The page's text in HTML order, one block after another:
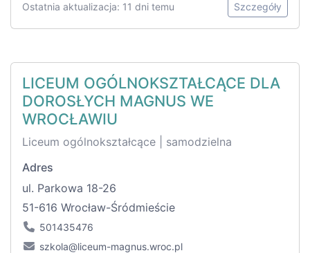
Ostatnia aktualizacja: 11 dni temu Szczegóły
LICEUM OGÓLNOKSZTAŁCĄCE DLA
DOROSŁYCH MAGNUS WE
WROCŁAWIU
Liceum ogólnokształcące | samodzielna
Adres
ul. Parkowa 18-26
51-616 Wrocław-Śródmieście
501435476
szkola@liceum-magnus.wroc.pl